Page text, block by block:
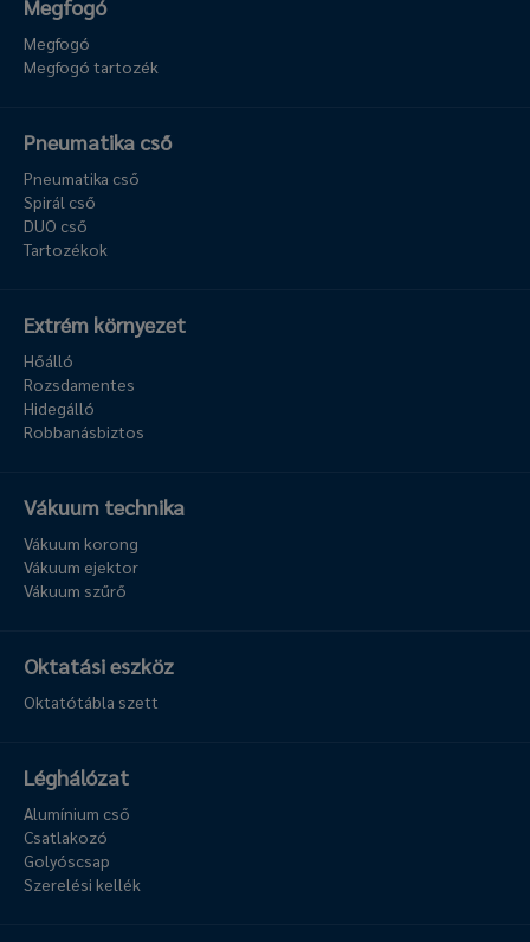
Megfogó
Megfogó
Megfogó tartozék
Pneumatika cső
Pneumatika cső
Spirál cső
DUO cső
Tartozékok
Extrém környezet
Hőálló
Rozsdamentes
Hidegálló
Robbanásbiztos
Vákuum technika
Vákuum korong
Vákuum ejektor
Vákuum szűrő
Oktatási eszköz
Oktatótábla szett
Léghálózat
Alumínium cső
Csatlakozó
Golyóscsap
Szerelési kellék